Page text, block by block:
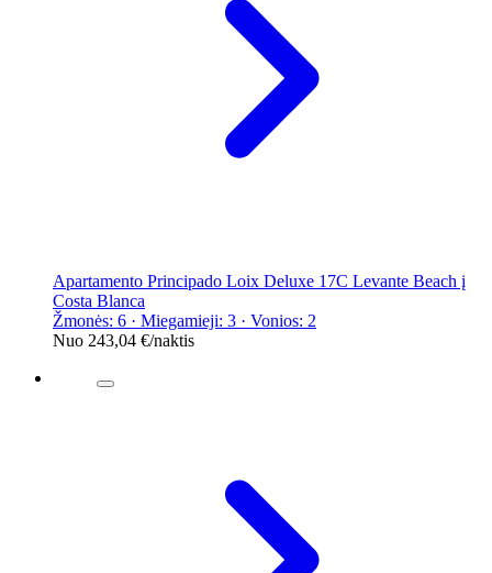
Apartamento Principado Loix Deluxe 17C Levante Beach į
Costa Blanca
Žmonės: 6 · Miegamieji: 3 · Vonios: 2
Nuo 243,04 €/naktis